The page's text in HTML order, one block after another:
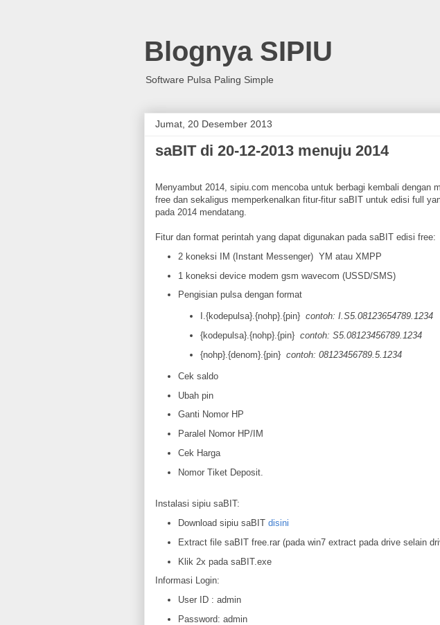
Blognya SIPIU
Software Pulsa Paling Simple
Jumat, 20 Desember 2013
saBIT di 20-12-2013 menuju 2014
Menyambut 2014, sipiu.com mencoba untuk berbagi kembali dengan
free dan sekaligus memperkenalkan fitur-fitur saBIT untuk edisi full
pada 2014 mendatang.
Fitur dan format perintah yang dapat digunakan pada saBIT edisi free:
2 koneksi IM (Instant Messenger) YM atau XMPP
1 koneksi device modem gsm wavecom (USSD/SMS)
Pengisian pulsa dengan format
I.{kodepulsa}.{nohp}.{pin} contoh: I.S5.08123654789.1234
{kodepulsa}.{nohp}.{pin} contoh: S5.08123456789.1234
{nohp}.{denom}.{pin} contoh: 08123456789.5.1234
Cek saldo
Ubah pin
Ganti Nomor HP
Paralel Nomor HP/IM
Cek Harga
Nomor Tiket Deposit.
Instalasi sipiu saBIT:
Download sipiu saBIT disini
Extract file saBIT free.rar (pada win7 extract pada drive selain
Klik 2x pada saBIT.exe
Informasi Login:
User ID : admin
Password: admin